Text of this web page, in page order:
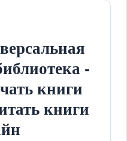
-
книги
книги